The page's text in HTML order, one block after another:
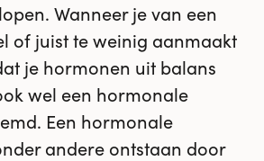
Wanneer je van een
of juist te weinig aanmaakt
je hormonen uit balans
wel een hormonale
Een hormonale
andere ontstaan door